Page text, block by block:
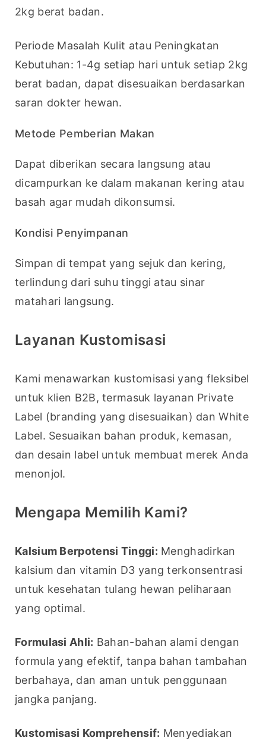
2kg berat badan.
Periode Masalah Kulit atau Peningkatan
Kebutuhan: 1-4g setiap hari untuk setiap 2kg
berat badan, dapat disesuaikan berdasarkan
saran dokter hewan.
Metode Pemberian Makan
Dapat diberikan secara langsung atau
dicampurkan ke dalam makanan kering atau
basah agar mudah dikonsumsi.
Kondisi Penyimpanan
Simpan di tempat yang sejuk dan kering,
terlindung dari suhu tinggi atau sinar
matahari langsung.
Layanan Kustomisasi
Kami menawarkan kustomisasi yang fleksibel
untuk klien B2B, termasuk layanan Private
Label (branding yang disesuaikan) dan White
Label. Sesuaikan bahan produk, kemasan,
dan desain label untuk membuat merek Anda
menonjol.
Mengapa Memilih Kami?
Kalsium Berpotensi Tinggi: Menghadirkan
kalsium dan vitamin D3 yang terkonsentrasi
untuk kesehatan tulang hewan peliharaan
yang optimal.
Formulasi Ahli: Bahan-bahan alami dengan
formula yang efektif, tanpa bahan tambahan
berbahaya, dan aman untuk penggunaan
jangka panjang.
Kustomisasi Komprehensif: Menyediakan